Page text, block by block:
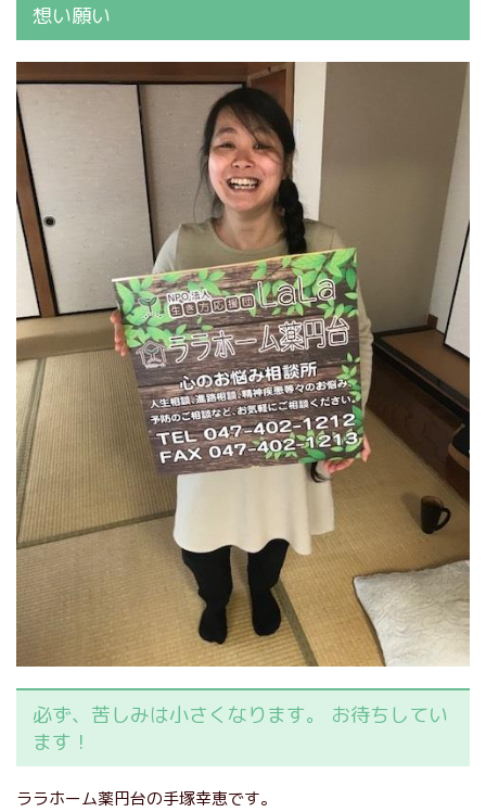
想い願い
必ず、苦しみは小さくなります。 お待ちしてい
ます！
ララホーム薬円台の手塚幸恵です。